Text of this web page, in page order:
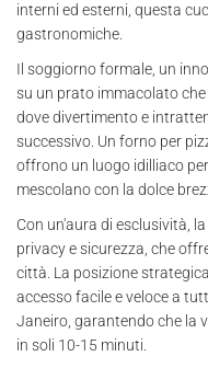
interni ed esterni, questa
gastronomiche.
Il soggiorno formale, un
su un prato immacolato che
dove divertimento e
successivo. Un forno per
offrono un luogo idilliaco
mescolano con la dolce
Con un'aura di esclusività,
privacy e sicurezza, che
città. La posizione
accesso facile e veloce a
Janeiro, garantendo che la
in soli 10-15 minuti.